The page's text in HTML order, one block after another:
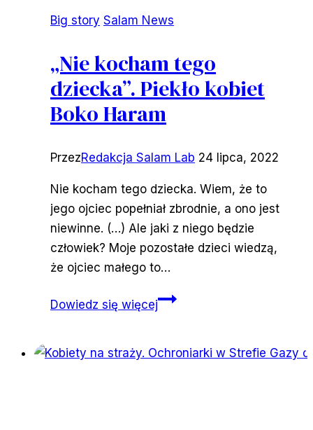
Big story Salam News
„Nie kocham tego
dziecka”. Piekło kobiet
Boko Haram
PrzezRedakcja Salam Lab 24 lipca, 2022
Nie kocham tego dziecka. Wiem, że to
jego ojciec popełniał zbrodnie, a ono jest
niewinne. (…) Ale jaki z niego będzie
człowiek? Moje pozostałe dzieci wiedzą,
że ojciec małego to…
Dowiedz się więcej„Nie
dziecka”.